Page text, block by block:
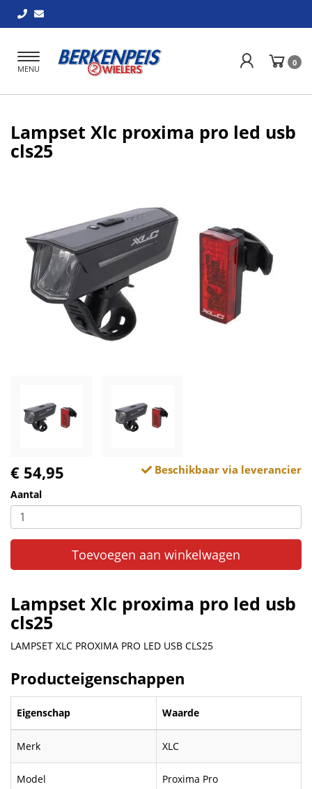
Toggle
navigation
MENU
0
Lampset Xlc proxima pro led usb
cls25
€ 54,95 Beschikbaar via leverancier
Aantal
Toevoegen aan winkelwagen
Lampset Xlc proxima pro led usb
cls25
LAMPSET XLC PROXIMA PRO LED USB CLS25
Producteigenschappen
Eigenschap Waarde
Merk XLC
Model Proxima Pro